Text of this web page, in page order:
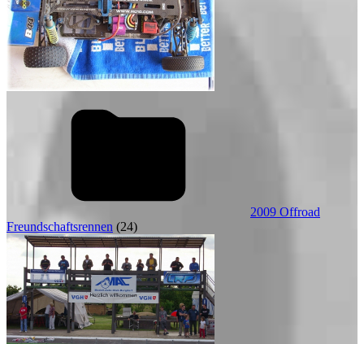
2009 Offroad
Freundschaftsrennen (24)